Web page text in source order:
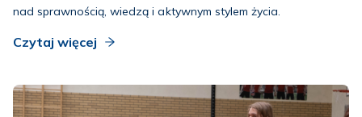
nad sprawnością, wiedzą i aktywnym stylem życia.
Czytaj więcej